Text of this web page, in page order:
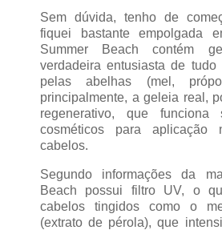
Sem dúvida, tenho de
fiquei bastante empolgada
Summer Beach contém
verdadeira entusiasta de
pelas abelhas (mel,
principalmente, a geleia real,
regenerativo, que
cosméticos para
cabelos.
Segundo informações da
Beach possui filtro UV, o
cabelos tingidos como o
(extrato de pérola), que